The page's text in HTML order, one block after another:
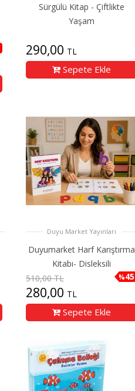
Sürgülü Kitap - Çiftlikte
Yaşam
290,00 TL
Sepete Ekle
Duyu Market Yayınları
Duyumarket Harf Karıştırma
Kitabı- Disleksili
510,00 TL
280,00 TL
%45
Sepete Ekle